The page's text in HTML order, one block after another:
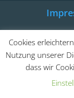
@
Cookies
Nutzung unserer
dass wir